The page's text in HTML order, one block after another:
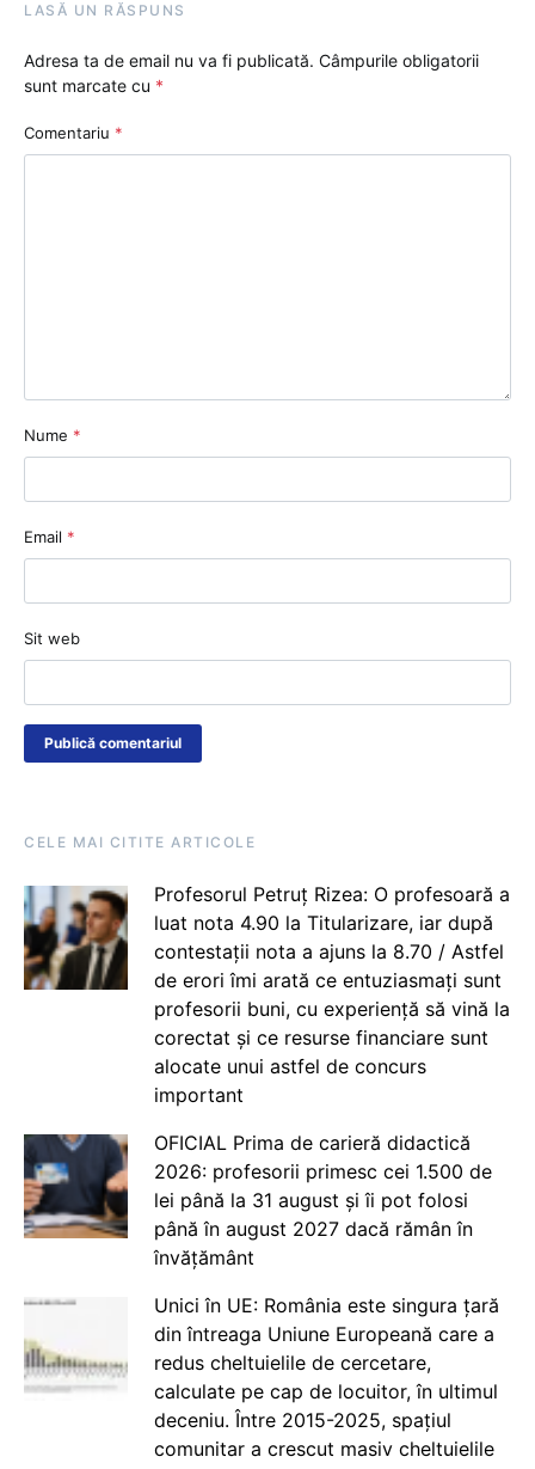
LASĂ UN RĂSPUNS
Adresa ta de email nu va fi publicată. Câmpurile obligatorii
sunt marcate cu *
Comentariu *
Nume *
Email *
Sit web
CELE MAI CITITE ARTICOLE
Profesorul Petruț Rizea: O profesoară a
luat nota 4.90 la Titularizare, iar după
contestații nota a ajuns la 8.70 / Astfel
de erori îmi arată ce entuziasmați sunt
profesorii buni, cu experiență să vină la
corectat și ce resurse financiare sunt
alocate unui astfel de concurs
important
OFICIAL Prima de carieră didactică
2026: profesorii primesc cei 1.500 de
lei până la 31 august și îi pot folosi
până în august 2027 dacă rămân în
învățământ
Unici în UE: România este singura țară
din întreaga Uniune Europeană care a
redus cheltuielile de cercetare,
calculate pe cap de locuitor, în ultimul
deceniu. Între 2015-2025, spațiul
comunitar a crescut masiv cheltuielile